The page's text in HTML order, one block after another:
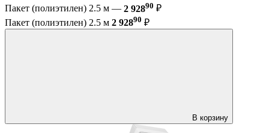
Пакет (полиэтилен) 2.5 м — 2 92890 ₽
Пакет (полиэтилен) 2.5 м 2 92890 ₽
В корзину